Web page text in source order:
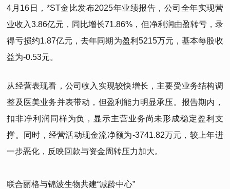
4月16日，*ST金比发布2025年业绩报告，公司全年实现营
业收入3.86亿元，同比增长71.86%，但净利润由盈转亏，录
得亏损约1.87亿元，去年同期为盈利5215万元，基本每股收
益为-0.53元。
从经营表现看，公司收入实现较快增长，主要受业务结构调
整及医美业务并表带动，但盈利能力明显承压。报告期内，
扣非净利润同样为负，显示主营业务尚未形成稳定盈利支
撑。同时，经营活动现金流净额为-3741.82万元，较上年进
一步恶化，反映回款与资金周转压力加大。
联合丽格与锦波生物共建“减龄中心”